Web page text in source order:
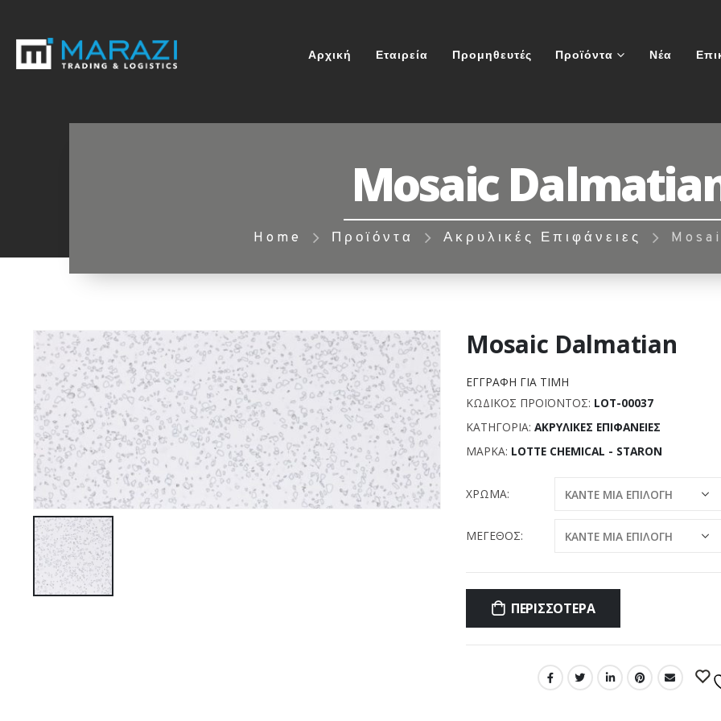
Αρχική Εταιρεία Προμηθευτές Προϊόντα Νέα
Mosaic
Home Προϊόντα Ακρυλικές Επιφάνειες
Mosaic Dalmatian
ΕΓΓΡΑΦΉ ΓΙΑ ΤΙΜΉ
ΚΩΔΙΚΌΣ ΠΡΟΪΌΝΤΟΣ: LOT-00037
ΚΑΤΗΓΟΡΊΑ:ΑΚΡΥΛΙΚΈΣ ΕΠΙΦΆΝΕΙΕΣ
ΜΆΡΚΑ: LOTTE CHEMICAL - STARON
ΧΡΏΜΑ
ΜΈΓΕΘΟΣ
ΠΕΡΙΣΣΌΤΕΡΑ